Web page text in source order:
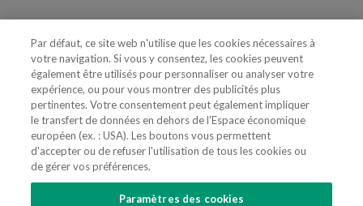
Politique de Cookies
Paramètres des cookies
Utilisation Frauduleuse du Nom/Brand
Par défaut, ce site web n'utilise que les cookies nécessaires à
votre navigation. Si vous y consentez, les cookies peuvent
également être utilisés pour personnaliser ou analyser votre
expérience, ou pour vous montrer des publicités plus
pertinentes. Votre consentement peut également impliquer
le transfert de données en dehors de l'Espace économique
européen (ex. : USA). Les boutons vous permettent
d'accepter ou de refuser l'utilisation de tous les cookies ou
de gérer vos préférences.
Paramètres des cookies